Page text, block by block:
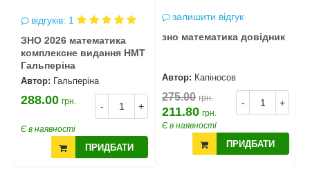
відгуків: 1
ЗНО 2026 математика
комплексне видання НМТ
Гальперіна
Автор: Гальперіна
- +
288.00 грн.
Є в наявності
ПРИДБАТИ
залишити відгук
зно математика довідник
Автор: Капіносов
- +
275.00 грн.
211.80 грн.
Є в наявності
ПРИДБАТИ